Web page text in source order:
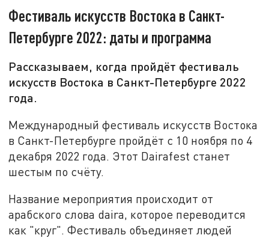
Фестиваль искусств Востока в Санкт-
Петербурге 2022: даты и программа
Рассказываем, когда пройдёт фестиваль
искусств Востока в Санкт-Петербурге 2022
года.
Международный фестиваль искусств Востока
в Санкт-Петербурге пройдёт с 10 ноября по 4
декабря 2022 года. Этот Dairafest станет
шестым по счёту.
Название мероприятия происходит от
арабского слова daira, которое переводится
как "круг". Фестиваль объединяет людей